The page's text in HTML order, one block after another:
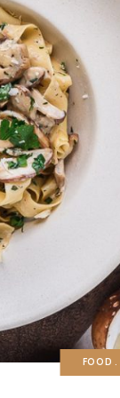
FOOD